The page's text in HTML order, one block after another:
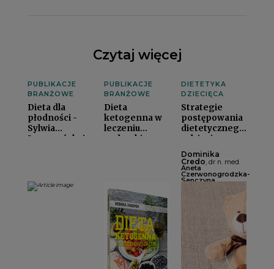
Czytaj więcej
PUBLIKACJE
BRANŻOWE
Dieta dla
płodności -
Sylwia
Leszczyńskai
PUBLIKACJE
BRANŻOWE
Dieta
ketogenna w
leczeniu
padaczki.
DIETETYKA
DZIECIĘCA
Strategie
postępowania
dietetycznego
u dzieci z
nadwagąi
Dominika
Credo, dr n. med.
Aneta
Czerwonogrodzka-
Senczyna